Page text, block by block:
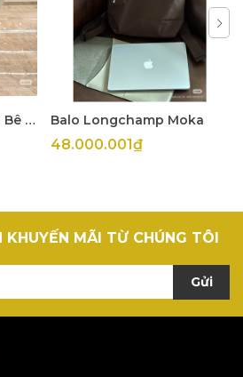
Longchamp Hobo Da Bê Olive Balo Longchamp Moka
48.000.001₫
KHUYẾN MÃI TỪ CHÚNG TÔI
Gửi